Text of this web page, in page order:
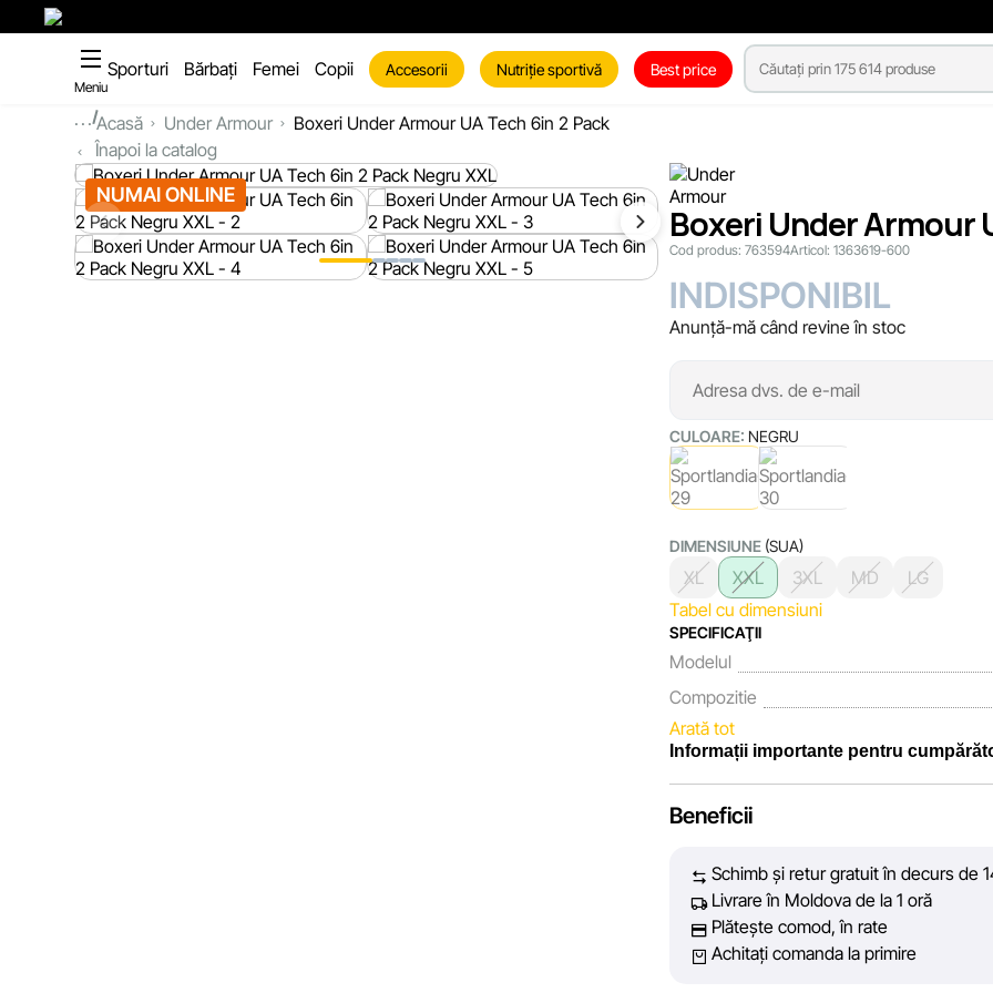
Meniu
Sporturi Bărbați Femei Copii Accesorii Nutriție sportivă Best price
...Acasă Under Armour
Boxeri Under Armour UA Tech 6in 2 Pack
Înapoi la catalog
NUMAI ONLINE
Boxeri Under Armour
Cod produs: 763594Articol: 1363619-600
INDISPONIBIL
Anunță-mă când revine în stoc
CULOARE: NEGRU
DIMENSIUNE (SUA)
XL XXL 3XL MD
LG
Tabel cu dimensiuni
SPECIFICAŢII
Modelul
Compozitie
Arată tot
Informații importante pentru
fiecare zi depunem eforturi pentru ca
vă oferim informații corecte și veridice,
decizie de cumpărare.
Cu toate acestea, în ciuda controlului
Beneficii
Schimb și retur gratuit în decurs de
Livrare în Moldova de la 1 oră
Plătește comod, în rate
Achitați comanda la primire